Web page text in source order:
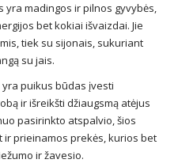
madingos ir pilnos gyvybės,
bet kokiai išvaizdai. Jie
tiek su sijonais, sukuriant
su jais.
puikus būdas įvesti
ir išreikšti džiaugsmą atėjus
pasirinkto atspalvio, šios
prieinamos prekės, kurios bet
ir žavesio.